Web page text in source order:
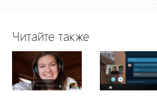
Читайте также